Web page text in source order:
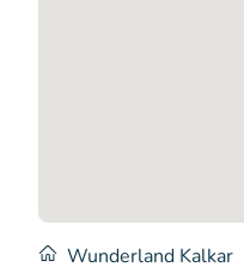
Wunderland Kalkar